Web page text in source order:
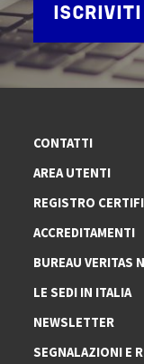
ISCRIVITI
CONTATTI
AREA UTENTI
REGISTRO
ACCREDITAMENTI
BUREAU VERITAS
LE SEDI IN ITALIA
NEWSLETTER
SEGNALAZIONI E